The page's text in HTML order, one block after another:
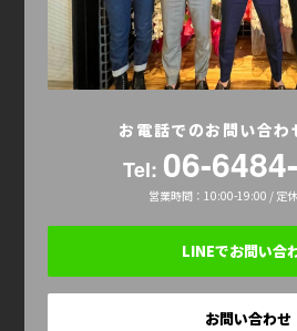
お電話でのお問い合わ
Tel: 06-
営業時間：10:00-19:00 / 定
LINEでお問い合
お問い合わせ